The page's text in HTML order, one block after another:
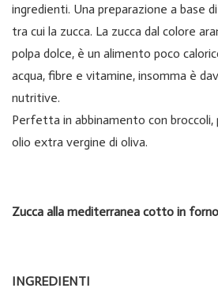
ingredienti. Una preparazione a base
tra cui la zucca. La zucca dal colore
polpa dolce, è un alimento poco
acqua, fibre e vitamine, insomma è
nutritive.
Perfetta in abbinamento con
olio extra vergine di oliva.
Zucca alla mediterranea cotto in
INGREDIENTI